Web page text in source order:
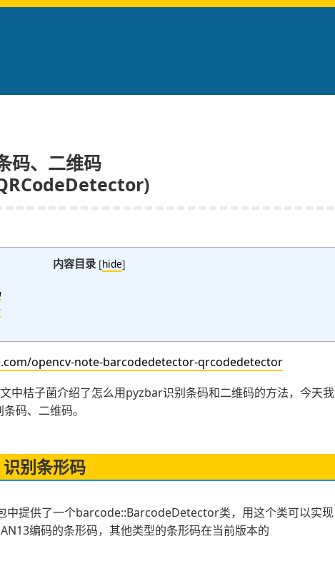
码、二维码
内容目录 [hide]
opencv-note-barcodedetector-qrcodedetector
中桔子菌介绍了怎么用pyzbar识别条码和二维码的方法，今天我
码、二维码。
别条形码
中提供了一个barcode::BarcodeDetector类，用这个类可以实现
编码的条形码，其他类型的条形码在当前版本的